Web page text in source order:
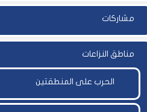
مشاركات
مناطق النزاعات
الحرب على المنطقتين